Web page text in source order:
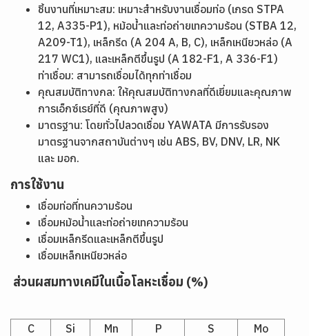
ชิ้นงานที่เหมาะสม: เหมาะสำหรับงานเชื่อมท่อ (เกรด STPA
12, A335-P1), หม้อน้ำและท่อถ่ายเทความร้อน (STBA 12,
A209-T1), เหล็กรีด (A 204 A, B, C), เหล็กเหนียวหล่อ (A
217 WC1), และเหล็กตีขึ้นรูป (A 182-F1, A 336-F1)
ท่าเชื่อม: สามารถเชื่อมได้ทุกท่าเชื่อม
คุณสมบัติทางกล: ให้คุณสมบัติทางกลที่ดีเยี่ยมและคุณภาพ
การเอ็กซ์เรย์ที่ดี (คุณภาพสูง)
มาตรฐาน: โดยทั่วไปลวดเชื่อม YAWATA มีการรับรอง
มาตรฐานจากสถาบันต่างๆ เช่น ABS, BV, DNV, LR, NK
และ มอก.
การใช้งาน
เชื่อมท่อที่ทนความร้อน
เชื่อมหม้อน้ำและท่อถ่ายเทความร้อน
เชื่อมเหล็กรีดและเหล็กตีขึ้นรูป
เชื่อมเหล็กเหนียวหล่อ
ส่วนผสมทางเคมีในเนื้อโลหะเชื่อม (%)
C Si Mn P S
Mo